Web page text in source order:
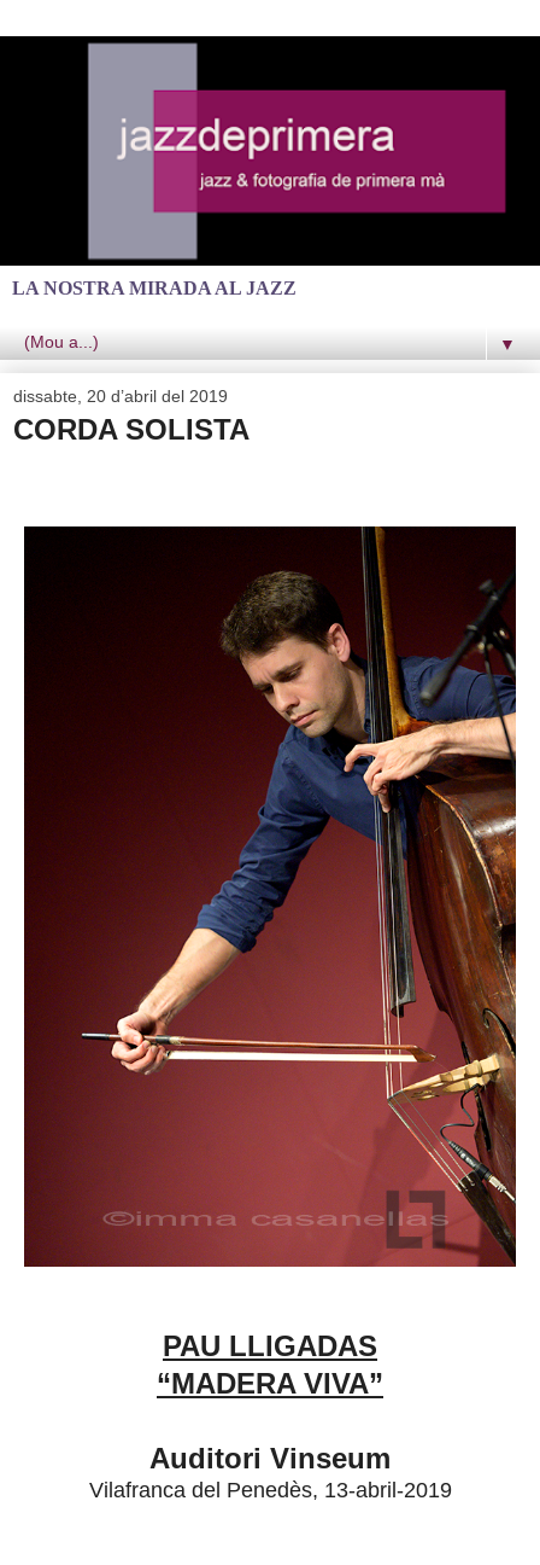
LA NOSTRA MIRADA AL JAZZ
▼
dissabte, 20 d’abril del 2019
CORDA SOLISTA
PAU LLIGADAS
“MADERA VIVA”
Auditori Vinseum
Vilafranca del Penedès, 13-abril-2019